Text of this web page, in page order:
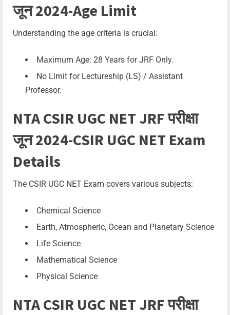
जून 2024-Age Limit
Understanding the age criteria is crucial:
Maximum Age: 28 Years for JRF Only.
No Limit for Lectureship (LS) / Assistant
Professor.
NTA CSIR UGC NET JRF परीक्षा
जून 2024-CSIR UGC NET Exam
Details
The CSIR UGC NET Exam covers various subjects:
Chemical Science
Earth, Atmospheric, Ocean and Planetary Science
Life Science
Mathematical Science
Physical Science
NTA CSIR UGC NET JRF परीक्षा